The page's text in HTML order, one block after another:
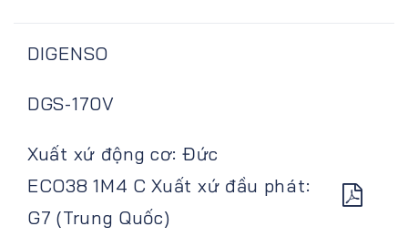
DIGENSO
DGS-170V
Xuất xứ động cơ: Đức
ECO38 1M4 C Xuất xứ đầu phát:
G7 (Trung Quốc)